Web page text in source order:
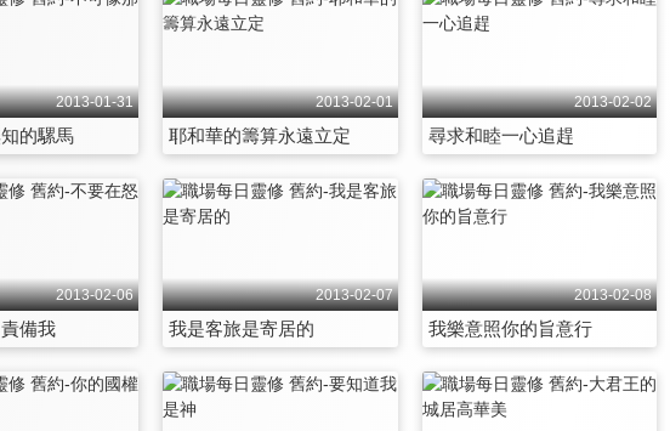
2013-01-31
的騾馬
2013-02-01
耶和華的籌算永遠立定
2013-02-02
尋求和睦一心追趕
2013-02-06
備我
2013-02-07
我是客旅是寄居的
2013-02-08
我樂意照你的旨意行